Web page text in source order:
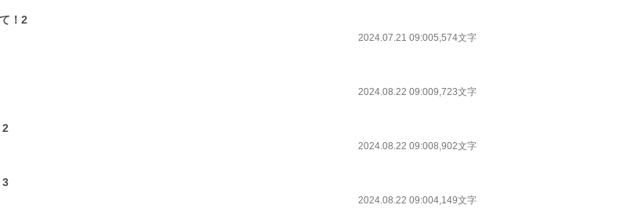
！2
2024.07.21 09:005,574文字
2024.08.22 09:009,723文字
2024.08.22 09:008,902文字
3
2024.08.22 09:004,149文字